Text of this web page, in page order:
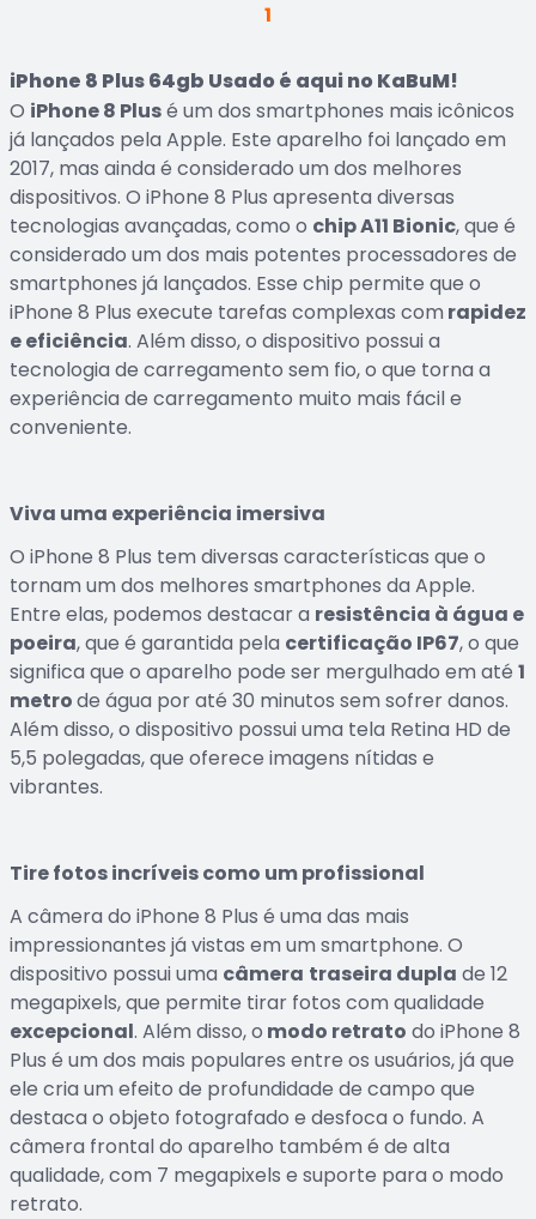
1
iPhone 8 Plus 64gb Usado é aqui no KaBuM!
O iPhone 8 Plusé um dos smartphones mais icônicos
já lançados pela Apple. Este aparelho foi lançado em
2017, mas ainda é considerado um dos melhores
dispositivos. O iPhone 8 Plus apresenta diversas
tecnologias avançadas, como o chip A11 Bionic, que é
considerado um dos mais potentes processadores de
smartphones já lançados. Esse chip permite que o
iPhone 8 Plus execute tarefas complexas com rapidez
e eficiência. Além disso, o dispositivo possui a
tecnologia de carregamento sem fio, o que torna a
experiência de carregamento muito mais fácil e
conveniente.
Viva uma experiência imersiva
O iPhone 8 Plus tem diversas características que o
tornam um dos melhores smartphones da Apple.
Entre elas, podemos destacar a resistência à água e
poeira, que é garantida pela certificação IP67, o que
significa que o aparelho pode ser mergulhado em até 1
metrode água por até 30 minutos sem sofrer danos.
Além disso, o dispositivo possui uma tela Retina HD de
5,5 polegadas, que oferece imagens nítidas e
vibrantes.
Tire fotos incríveis como um profissional
A câmera do iPhone 8 Plus é uma das mais
impressionantes já vistas em um smartphone. O
dispositivo possui uma câmera traseira dupla de 12
megapixels, que permite tirar fotos com qualidade
excepcional. Além disso, o modo retrato do iPhone 8
Plus é um dos mais populares entre os usuários, já que
ele cria um efeito de profundidade de campo que
destaca o objeto fotografado e desfoca o fundo. A
câmera frontal do aparelho também é de alta
qualidade, com 7 megapixels e suporte para o modo
retrato.